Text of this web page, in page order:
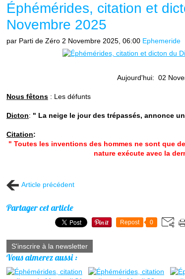
Éphémérides, citation et
Novembre 2025
par Parti de Zéro 2 Novembre 2025, 06:00 Ephemeride
Aujourd'hui: 02
Nous fêtons : Les défunts
Dicton: " La neige le jour des trépassés, annonce
Citation:
" Toutes les inventions des hommes ne sont que
nature exécute avec la
Article précédent
Partager cet article
Repost 0
S'inscrire à la newsletter
Vous aimerez aussi :